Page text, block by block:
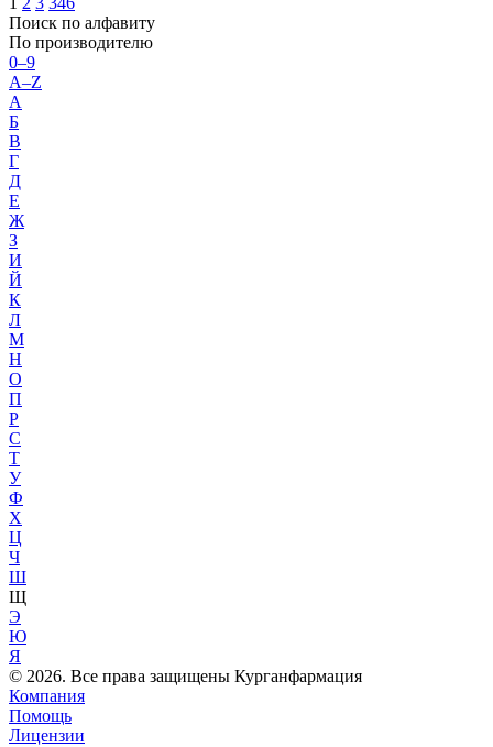
Поиск по алфавиту
По производителю
0–9
A–Z
А
Б
В
Г
Д
Е
Ж
З
И
Й
К
Л
М
Н
О
П
Р
С
Т
У
Ф
Х
Ц
Ч
Ш
Щ
Э
Ю
Я
© 2026. Все права защищены Курганфармация
Компания
Помощь
Лицензии